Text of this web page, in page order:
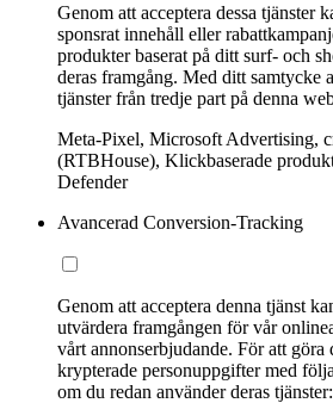
Genom att acceptera dessa tjänster
sponsrat innehåll eller
produkter baserat på ditt surf- och
deras framgång. Med ditt samtycke
tjänster från tredje part på denna
Meta-Pixel, Microsoft Advertising,
(RTBHouse), Klickbaserade
Defender
Avancerad Conversion-Tracking
Genom att acceptera denna tjänst
utvärdera framgången för vår
vårt annonserbjudande. För att
krypterade personuppgifter med
om du redan använder deras tjänster: